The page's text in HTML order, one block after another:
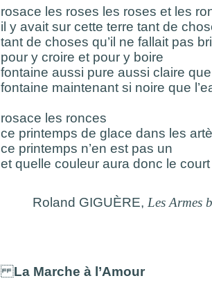
rosace les roses les roses et les
il y avait sur cette terre tant de
tant de choses qu’il ne fallait pas
pour y croire et pour y boire
fontaine aussi pure aussi claire que
fontaine maintenant si noire que
rosace les ronces
ce printemps de glace dans les
ce printemps n’en est pas un
et quelle couleur aura donc le court
Roland GIGUÈRE, Les Armes
La Marche à l’Amour